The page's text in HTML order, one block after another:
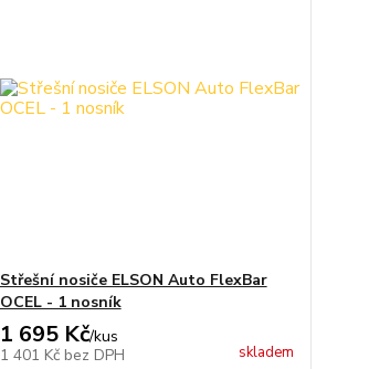
Střešní nosiče ELSON Auto FlexBar
OCEL - 1 nosník
1 695 Kč/kus
1 401 Kč bez DPH skladem